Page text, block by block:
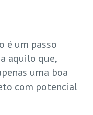
é um passo
aquilo que,
uma boa
com potencial